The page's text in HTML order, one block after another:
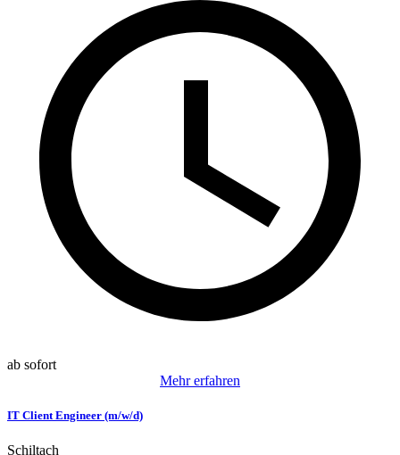
ab sofort
Mehr erfahren
IT Client Engineer (m/w/d)
Schiltach